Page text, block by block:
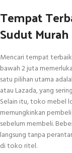
Tempat
Sudut
Mencari tempat
bawah 2 juta
satu pilihan utama
atau Lazada, yang
Selain itu, toko mebel
memungkinkan
sebelum membeli.
langsung tanpa
di toko ritel.